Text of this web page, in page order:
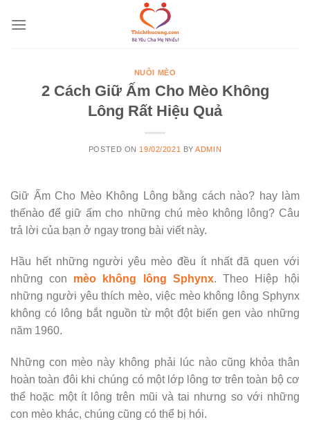
NUÔI MÈO
2 Cách Giữ Ấm Cho Mèo Không
Lông Rất Hiệu Quả
POSTED ON 19/02/2021 BYADMIN
Giữ Ấm Cho Mèo Không Lông bằng cách nào? hay làm
thếnào để giữ ấm cho những chú mèo không lông? Câu
trả lời của bạn ở ngay trong bài viết này.
Hầu hết những người yêu mèo đều ít nhất đã quen với
những con mèo không lông Sphynx. Theo Hiệp hội
những người yêu thích mèo, việc mèo không lông Sphynx
không có lông bắt nguồn từ một đột biến gen vào những
năm 1960.
Những con mèo này không phải lúc nào cũng khỏa thân
hoàn toàn đôi khi chúng có một lớp lông tơ trên toàn bộ cơ
thể hoặc một ít lông trên mũi và tai nhưng so với những
con mèo khác, chúng cũng có thể bị hói.